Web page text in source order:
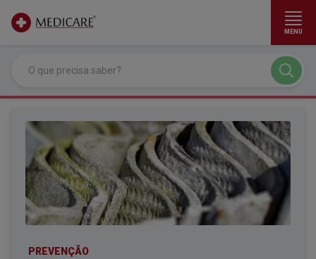
MENU
PREVENÇÃO